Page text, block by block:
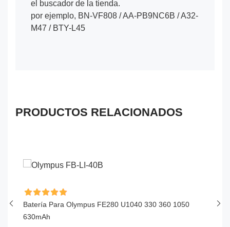
el buscador de la tienda.
por ejemplo, BN-VF808 / AA-PB9NC6B / A32-
M47 / BTY-L45
PRODUCTOS RELACIONADOS
Batería Para Olympus FE280 U1040 330 360 1050
630mAh